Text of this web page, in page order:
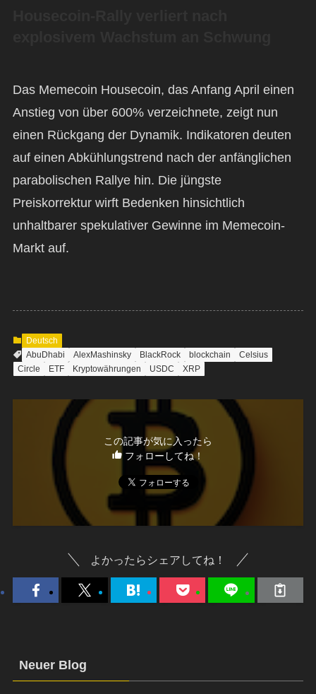
Das Memecoin Housecoin, das Anfang April einen
Anstieg von über 600% verzeichnete, zeigt nun
einen Rückgang der Dynamik. Indikatoren deuten
auf einen Abkühlungstrend nach der anfänglichen
parabolischen Rallye hin. Die jüngste
Preiskorrektur wirft Bedenken hinsichtlich
unhaltbarer spekulativer Gewinne im Memecoin-
Markt auf.
Deutsch
AbuDhabi
AlexMashinsky BlackRock blockchain
Celsius
Circle
ETF Kryptowährungen USDC XRP
この記事が気に入ったら
フォローしてね！
よかったらシェアしてね！
Neuer Blog